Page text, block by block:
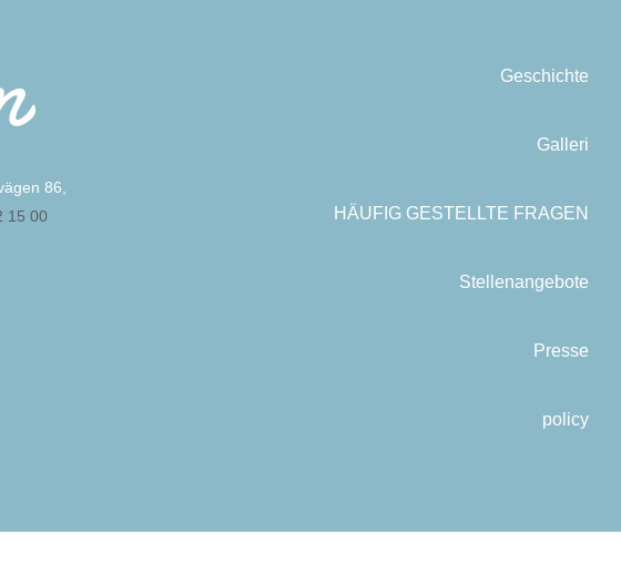
86,
15 00
Geschichte
Galleri
HÄUFIG GESTELLTE FRAGEN
Stellenangebote
Presse
policy